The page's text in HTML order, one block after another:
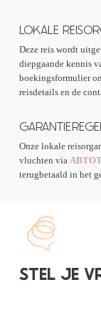
LOKALE
Deze reis wordt
diepgaande kennis
boekingsformulier
reisdetails en de
Onze lokale
vluchten via
terugbetaald in het
STEL JE